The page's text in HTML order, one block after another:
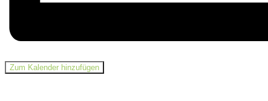
Zum Kalender hinzufügen